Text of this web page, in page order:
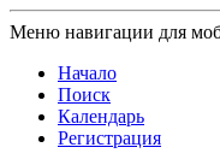
Меню навигации для
Начало
Поиск
Календарь
Регистрация